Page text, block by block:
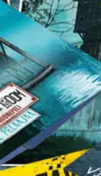
60 min. pakohuonetta.